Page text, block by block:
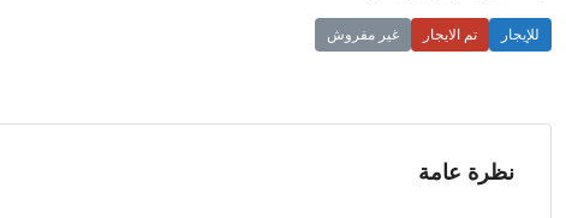
للإيجار تم الايجار غير مفروش
نظرة عامة